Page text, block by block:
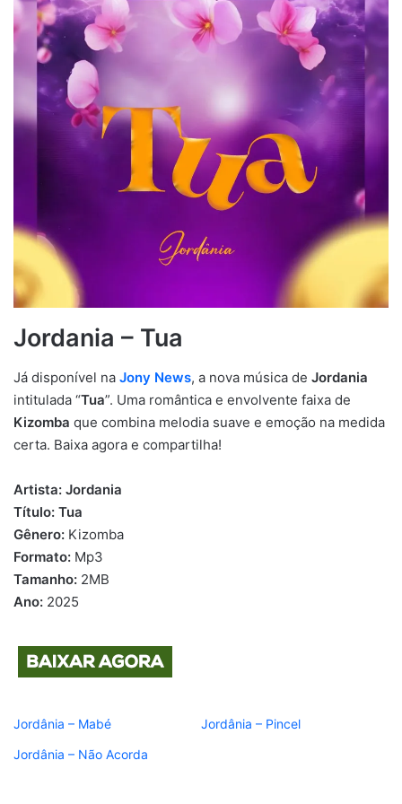
Jordania – Tua
Já disponível na Jony News, a nova música de Jordania
intitulada “Tua”. Uma romântica e envolvente faixa de
Kizomba que combina melodia suave e emoção na medida
certa. Baixa agora e compartilha!
Artista: Jordania
Título: Tua
Gênero: Kizomba
Formato: Mp3
Tamanho: 2MB
Ano: 2025
Jordânia – Mabé
Jordânia – Pincel
Jordânia – Não Acorda